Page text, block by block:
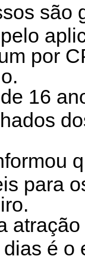
são
por
16
para
é o